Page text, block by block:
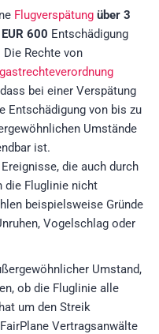
Flugverspätung über 3
600 Entschädigung
Die Rechte von
bei einer Verspätung
Entschädigung von bis zu
Umstände
ist.
die auch durch
die Fluglinie nicht
beispielsweise Gründe
Vogelschlag oder
Umstand,
ob die Fluglinie alle
um den Streik
Vertragsanwälte